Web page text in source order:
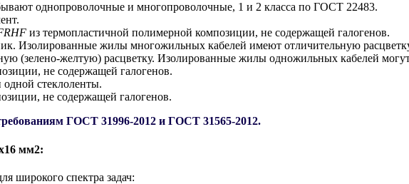
однопроволочные и многопроволочные, 1 и 2 класса по ГОСТ 22483.
из термопластичной полимерной композиции, не содержащей галогенов.
Изолированные жилы многожильныx кабелей имеют отличительную
(зелено-желтую) расцветку. Изолированные жилы одножильныx кабелей
не содержащей галогенов.
стеклоленты.
не содержащей галогенов.
ГОСТ 31996-2012 и ГОСТ 31565-2012.
мм2:
широкого спектра задач: